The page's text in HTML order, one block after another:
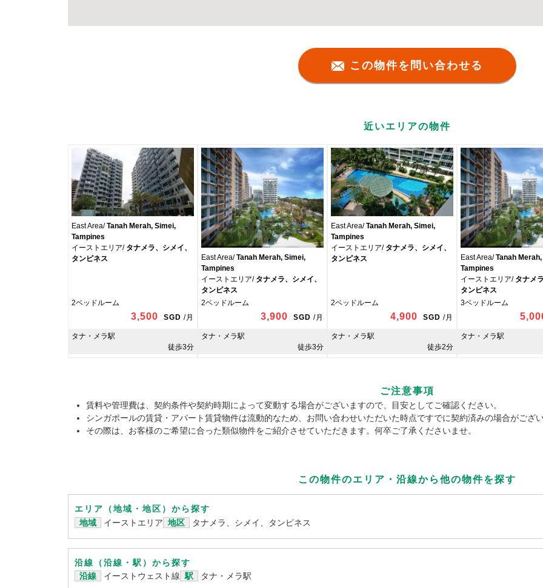
この物件を問い合わせる
近いエリアの物件
East Area/Tanah Merah, Simei,
Tampines
イーストエリア/ タナメラ、シメイ、
タンピネス
2ベッドルーム
3,500 SGD /月
タナ・メラ駅
徒歩3分
East Area/Tanah Merah, Simei,
Tampines
イーストエリア/ タナメラ、シメイ、
タンピネス
2ベッドルーム
3,900 SGD /月
タナ・メラ駅
徒歩3分
East Area/Tanah Merah, Simei,
Tampines
イーストエリア/ タナメラ、シメイ、
タンピネス
2ベッドルーム
4,900 SGD /月
タナ・メラ駅
徒歩2分
East Area/Tanah
Tampines
イーストエリア/ タナメ
タンピネス
3ベッドルーム
タナ・メラ駅
ご注意事項
賃料や管理費は、契約条件や契約時期によって変動する場合がございますので、目安としてご確認ください。
シンガポールの賃貸・アパート賃貸物件は流動的なため、お問い合わせいただいた時点ですでに契約済みの場合がござ
その際は、お客様のご希望に合った類似物件をご紹介させていただきます。何卒ご了承くださいませ。
この物件のエリア・沿線から 他の物件を探す
エリア（地域・地区）から探す
地域
イーストエリア 地区 タナメラ、シメイ、タンピネス
沿線（沿線・駅）から探す
沿線
イーストウェスト線 駅 タナ・メラ駅